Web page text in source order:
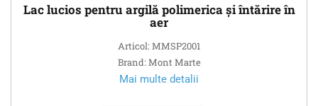
Lac lucios pentru argilă polimerica și întărire în
aer
Articol: MMSP2001
Brand: Mont Marte
Mai multe detalii